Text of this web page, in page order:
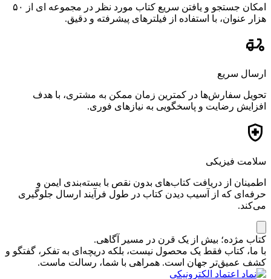
امکان جستجو و یافتن سریع کتاب مورد نظر در مجموعه ای از ۵۰
هزار عنوان، با استفاده از فیلترهای پیشرفته و دقیق.
ارسال سریع
تحویل سفارش‌ها در کمترین زمان ممکن به مشتری، با هدف
افزایش رضایت و پاسخگویی به نیازهای فوری.
سلامت فیزیکی
اطمینان از دریافت کتاب‌های بدون نقص با بسته‌بندی ایمن و
حرفه‌ای که از آسیب دیدن کتاب در طول فرآیند ارسال جلوگیری
می‌کند.
کتاب مژده؛ بیش از یک قرن در مسیر آگاهی.
با ما، کتاب فقط یک محصول نیست، بلکه دریچه‌ای به تفکر، گفتگو و
کشف عمیق‌تر جهان است. همراهی با شما، رسالت ماست.